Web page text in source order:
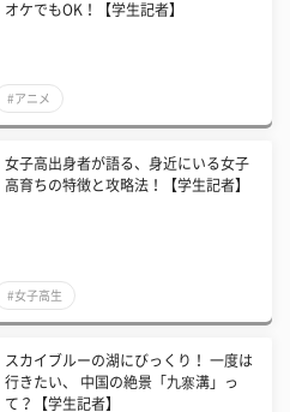
オケでもOK！【学生記者】
#アニメ
女子高出身者が語る、身近にいる女子
高育ちの特徴と攻略法！【学生記者】
#女子高生
スカイブルーの湖にびっくり！ 一度は
行きたい、 中国の絶景「九寨溝」っ
て？【学生記者】